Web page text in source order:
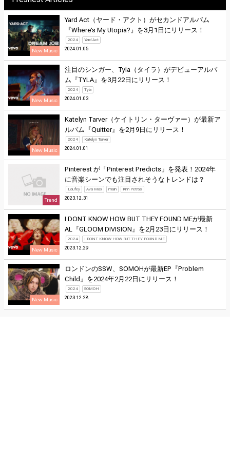
New Music
Yard Act（ヤード・アクト）がセカンドアルバム
『Where’s My Utopia?』を3月1日にリリース！
2024 Yard Act
2024.01.05
New Music
注目のシンガー、Tyla（タイラ）がデビューアルバ
ム『TYLA』を3月22日にリリース！
2024 Tyla
2024.01.03
New Music
Katelyn Tarver（ケイトリン・ターヴァー）が最新ア
ルバム『Quitter』を2月9日にリリース！
2024 Katelyn Tarver
2024.01.01
Trend
Pinterest が「Pinterest Predicts」を発表！2024年
に音楽シーンでも注目されそうなトレンドは？
Laufey Ava Max main Kim Petras
2023.12.31
New Music
I DONT KNOW HOW BUT THEY FOUND MEが最新
AL『GLOOM DIVISION』を2月23日にリリース！
2024 I DONT KNOW HOW BUT THEY FOUND ME
2023.12.29
New Music
ロンドンのSSW、SOMOHが最新EP『Problem
Child』を2024年2月22日にリリース！
2024 SOMOH
2023.12.28